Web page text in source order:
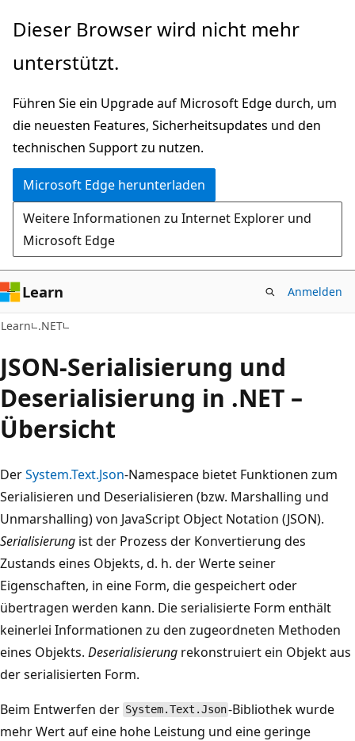
Zu
wechseln
Dieser Browser wird nicht mehr
unterstützt.
Führen Sie ein Upgrade auf Microsoft Edge durch, um
die neuesten Features, Sicherheitsupdates und den
technischen Support zu nutzen.
Microsoft Edge herunterladen
Weitere Informationen zu Internet Explorer und
Microsoft Edge
Learn Anmelden
Learn .NET
JSON-Serialisierung und
Deserialisierung in .NET –
Übersicht
DerSystem.Text.Json-Namespace bietet Funktionen zum
Serialisieren und Deserialisieren (bzw. Marshalling und
Unmarshalling) von JavaScript Object Notation (JSON).
Serialisierung ist der Prozess der Konvertierung des
Zustands eines Objekts, d. h. der Werte seiner
Eigenschaften, in eine Form, die gespeichert oder
übertragen werden kann. Die serialisierte Form enthält
keinerlei Informationen zu den zugeordneten Methoden
eines Objekts. Deserialisierung rekonstruiert ein Objekt aus
der serialisierten Form.
Beim Entwerfen der System.Text.Json-Bibliothek wurde
mehr Wert auf eine hohe Leistung und eine geringe